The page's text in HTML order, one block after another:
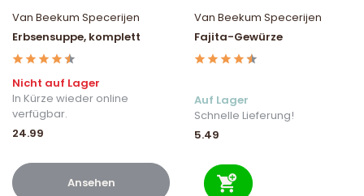
Van Beekum Specerijen
Erbsensuppe, komplett
Nicht auf Lager
In Kürze wieder online
verfügbar.
24.99
Ansehen
Van Beekum Specerijen
Fajita-Gewürze
Auf Lager
Schnelle Lieferung!
5.49